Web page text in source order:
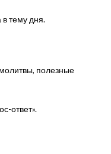
тему дня.
полезные
ответ».